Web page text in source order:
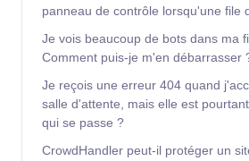
panneau de contrôle lorsqu'une file
Je vois beaucoup de bots dans ma
Comment puis-je m'en débarrasser
Je reçois une erreur 404 quand
salle d'attente, mais elle est
qui se passe ?
CrowdHandler peut-il protéger un